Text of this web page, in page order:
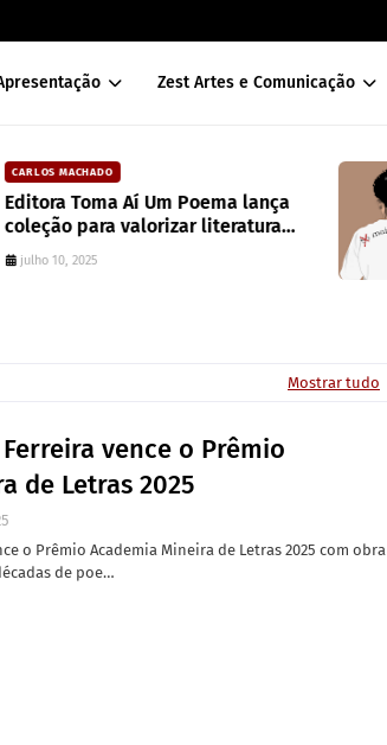
Zest Artes e Comunicação
DAVISON SOUZA
10 anos da política de cotas raciais no
Brasil: um ponto de ruptura na
colonialidade
junho 10, 2022
Mostrar tudo
vence o Prêmio
de Letras 2025
o Prêmio Academia Mineira de Letras 2025 com obra
de poe…